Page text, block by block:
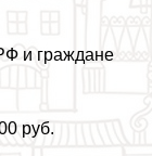
и граждане
руб.